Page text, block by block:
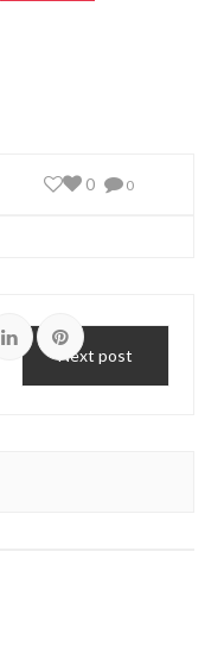
0
0
Next post